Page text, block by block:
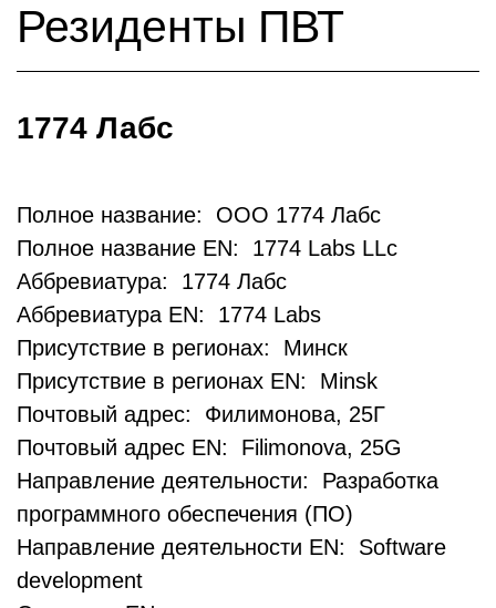
Резиденты ПВТ
1774 Лабс
Полное название: ООО 1774 Лабс
Полное название EN: 1774 Labs LLc
Аббревиатура: 1774 Лабс
Аббревиатура EN: 1774 Labs
Присутствие в регионах: Минск
Присутствие в регионах EN: Minsk
Почтовый адрес: Филимонова, 25Г
Почтовый адрес EN: Filimonova, 25G
Направление деятельности: Разработка
программного обеспечения (ПО)
Направление деятельности EN: Software
development